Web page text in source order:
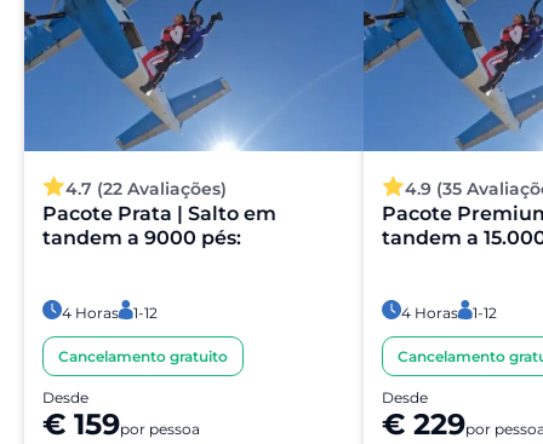
4.7 (22 Avaliações)
Pacote Prata | Salto em
tandem a 9000 pés:
4 Horas 1-12
Cancelamento gratuito
Desde
€ 159por pessoa
4.9 (35
Pacote
tandem a
4 Horas 1-12
Cancelamento
Desde
€ 229por